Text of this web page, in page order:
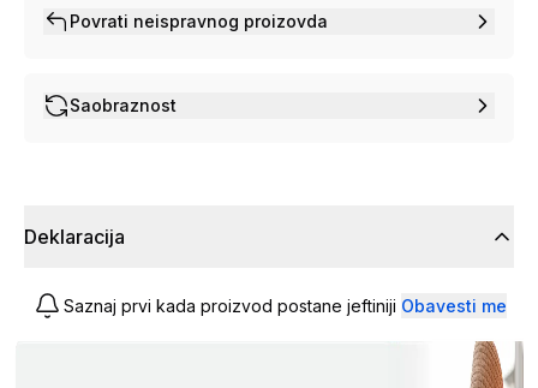
Povrati neispravnog proizovda
Saobraznost
Deklaracija
Saznaj prvi kada proizvod postane jeftiniji Obavesti me